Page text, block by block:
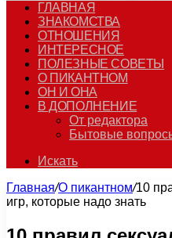
ГЛАВНАЯ
ЗНАКОМСТВА
ОТНОШЕНИЯ
ИНТЕРЕСНОЕ
ПОЛЕЗНЫЕ СОВЕТЫ
О ПИКАНТНОМ
ОН И ОНА
В ДОПОЛНЕНИЕ
От редактора
Бытовые
Искать
Главная/О пикантном/10
игр, которые надо знать